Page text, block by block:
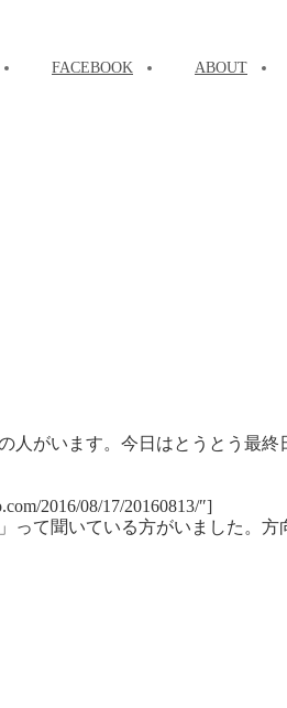
FACEBOOK ABOUT
がいます。今日はとうとう最
2016/08/17/20160813/″]
て聞いている方がいました。